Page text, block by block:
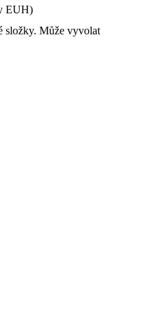
EUH)
složky. Může vyvolat